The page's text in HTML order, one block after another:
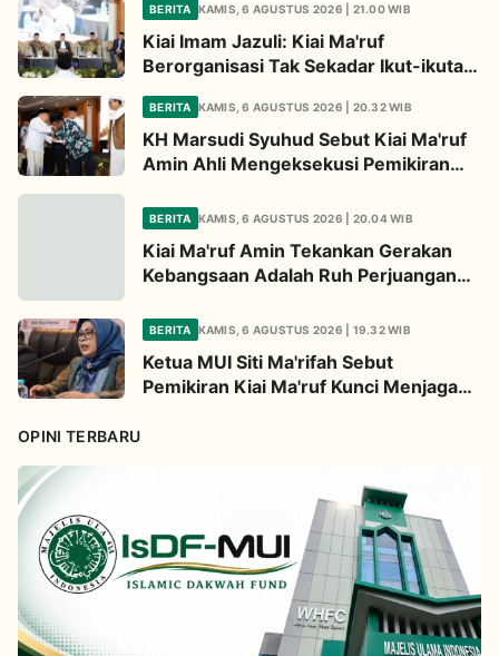
BERITA KAMIS, 6 AGUSTUS 2026 | 21.00 WIB
Kiai Imam Jazuli: Kiai Ma'ruf
Berorganisasi Tak Sekadar Ikut-ikutan,
BERITA KAMIS, 6 AGUSTUS 2026 | 20.32 WIB
KH Marsudi Syuhud Sebut Kiai Ma'ruf
Amin Ahli Mengeksekusi Pemikiran
BERITA KAMIS, 6 AGUSTUS 2026 | 20.04 WIB
Kiai Ma'ruf Amin Tekankan Gerakan
Kebangsaan Adalah Ruh Perjuangan
BERITA KAMIS, 6 AGUSTUS 2026 | 19.32 WIB
Ketua MUI Siti Ma'rifah Sebut
Pemikiran Kiai Ma'ruf Kunci Menjaga
OPINI TERBARU